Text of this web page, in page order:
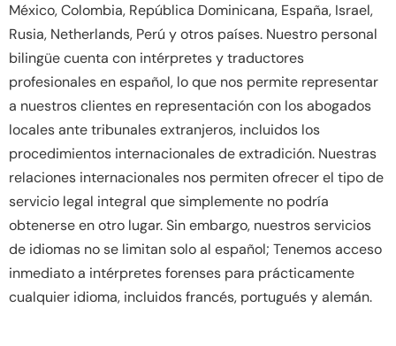
México, Colombia, República Dominicana, España, Israel,
Rusia, Netherlands, Perú y otros países. Nuestro personal
bilingüe cuenta con intérpretes y traductores
profesionales en español, lo que nos permite representar
a nuestros clientes en representación con los abogados
locales ante tribunales extranjeros, incluidos los
procedimientos internacionales de extradición. Nuestras
relaciones internacionales nos permiten ofrecer el tipo de
servicio legal integral que simplemente no podría
obtenerse en otro lugar. Sin embargo, nuestros servicios
de idiomas no se limitan solo al español; Tenemos acceso
inmediato a intérpretes forenses para prácticamente
cualquier idioma, incluidos francés, portugués y alemán.